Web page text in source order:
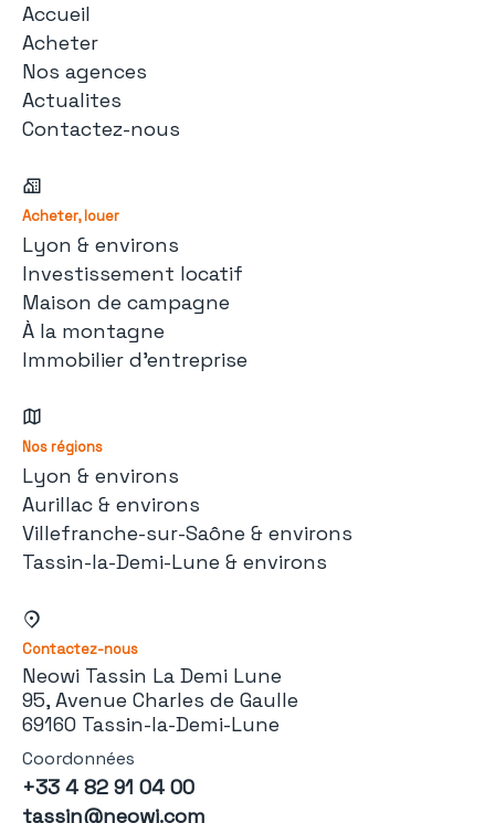
Accueil
Acheter
Nos agences
Actualites
Contactez-nous
Acheter, louer
Lyon & environs
Investissement locatif
Maison de campagne
À la montagne
Immobilier d'entreprise
Nos régions
Lyon & environs
Aurillac & environs
Villefranche-sur-Saône & environs
Tassin-la-Demi-Lune & environs
Contactez-nous
Neowi Tassin La Demi Lune
95, Avenue Charles de Gaulle
69160 Tassin-la-Demi-Lune
Coordonnées
+33 4 82 91 04 00
tassin@neowi.com